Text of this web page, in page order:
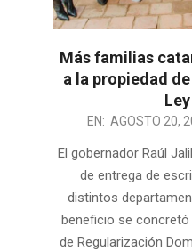
Más familias
a la propiedad
EN: AGOSTO 20,
El gobernador Raúl
de entrega de
distintos
beneficio se concretó
de Regularización